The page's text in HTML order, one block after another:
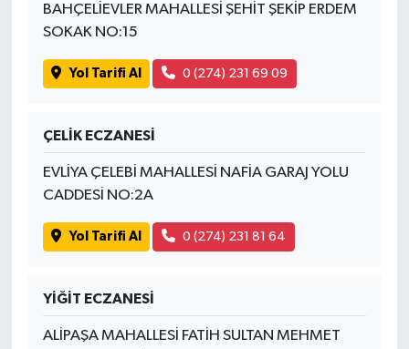
BAHÇELİEVLER MAHALLESİ ŞEHİT ŞEKİP ERDEM
SOKAK NO:15
Yol Tarifi Al 0 (274) 231 69 09
ÇELİK ECZANESİ
EVLİYA ÇELEBİ MAHALLESİ NAFİA GARAJ YOLU
CADDESİ NO:2A
Yol Tarifi Al 0 (274) 231 81 64
YİĞİT ECZANESİ
ALİPAŞA MAHALLESİ FATİH SULTAN MEHMET